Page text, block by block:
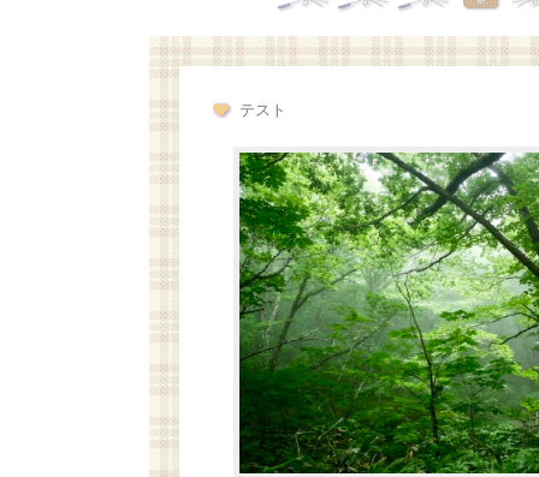
テスト